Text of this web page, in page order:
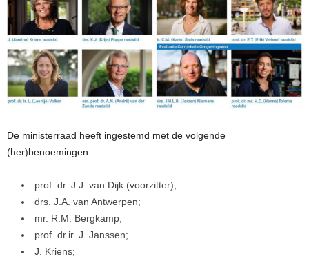
De ministerraad heeft ingestemd met de volgende
(her)benoemingen:
prof. dr. J.J. van Dijk (voorzitter);
drs. J.A. van Antwerpen;
mr. R.M. Bergkamp;
prof. dr.ir. J. Janssen;
J. Kriens;